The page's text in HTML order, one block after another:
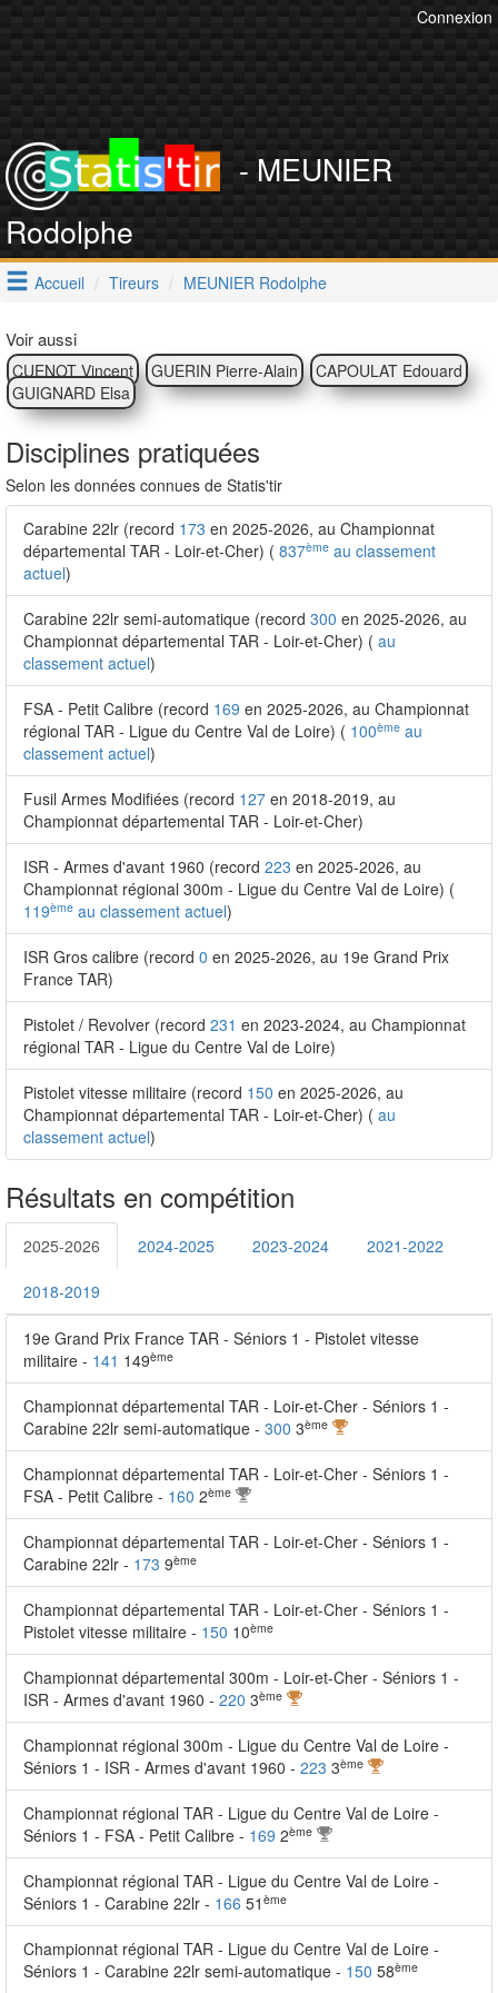
Connexion
- MEUNIER
Rodolphe
Accueil Tireurs MEUNIER Rodolphe
Voir aussi
CUENOT Vincent GUERIN Pierre-Alain
CAPOULAT Edouard
GUIGNARD Elsa
Disciplines pratiquées
Selon les données connues de Statis'tir
Carabine 22lr (record 173 en 2025-2026, au Championnat
départemental TAR - Loir-et-Cher) ( 837ème au classement
actuel)
Carabine 22lr semi-automatique (record 300 en 2025-2026, au
Championnat départemental TAR - Loir-et-Cher) ( au
classement actuel)
FSA - Petit Calibre (record 169 en 2025-2026, au Championnat
régional TAR - Ligue du Centre Val de Loire) ( 100ème au
classement actuel)
Fusil Armes Modifiées (record 127 en 2018-2019, au
Championnat départemental TAR - Loir-et-Cher)
ISR - Armes d'avant 1960 (record 223 en 2025-2026, au
Championnat régional 300m - Ligue du Centre Val de Loire) (
119ème au classement actuel)
ISR Gros calibre (record 0 en 2025-2026, au 19e Grand Prix
France TAR)
Pistolet / Revolver (record 231 en 2023-2024, au Championnat
régional TAR - Ligue du Centre Val de Loire)
Pistolet vitesse militaire (record 150 en 2025-2026, au
Championnat départemental TAR - Loir-et-Cher) ( au
classement actuel)
Résultats en compétition
2025-2026 2024-2025 2023-2024 2021-2022
2018-2019
19e Grand Prix France TAR - Séniors 1 - Pistolet vitesse
militaire - 141 149ème
Championnat départemental TAR - Loir-et-Cher - Séniors 1 -
Carabine 22lr semi-automatique - 300 3ème
Championnat départemental TAR - Loir-et-Cher - Séniors 1 -
FSA - Petit Calibre - 160 2ème
Championnat départemental TAR - Loir-et-Cher - Séniors 1 -
Carabine 22lr - 173 9ème
Championnat départemental TAR - Loir-et-Cher - Séniors 1 -
Pistolet vitesse militaire - 150 10ème
Championnat départemental 300m - Loir-et-Cher - Séniors 1 -
ISR - Armes d'avant 1960 - 220 3ème
Championnat régional 300m - Ligue du Centre Val de Loire -
Séniors 1 - ISR - Armes d'avant 1960 - 223 3ème
Championnat régional TAR - Ligue du Centre Val de Loire -
Séniors 1 - FSA - Petit Calibre - 169 2ème
Championnat régional TAR - Ligue du Centre Val de Loire -
Séniors 1 - Carabine 22lr - 166 51 ème
Championnat régional TAR - Ligue du Centre Val de Loire -
Séniors 1 - Carabine 22lr semi-automatique - 150 58ème